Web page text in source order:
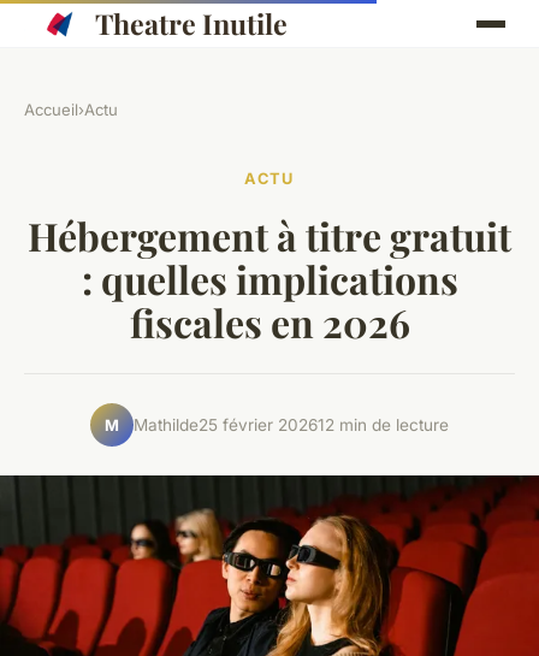
Theatre Inutile
Accueil›Actu
ACTU
Hébergement à titre gratuit
: quelles implications
fiscales en 2026
M Mathilde25 février 202612 min de lecture